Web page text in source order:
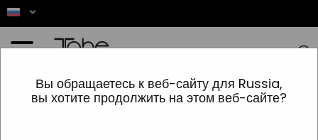
Вы обращаетесь к веб-сайту для Russia,
вы хотите продолжить на этом веб-сайте?
бренды»Tahe